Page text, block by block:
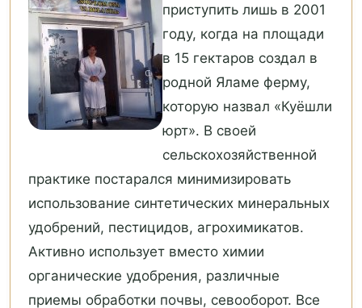
приступить лишь в 2001
году, когда на площади
в 15 гектаров создал в
родной Яламе ферму,
которую назвал «Куёшли
юрт». В своей
сельскохозяйственной
практике постарался минимизировать
использование синтетических минеральных
удобрений, пестицидов, агрохимикатов.
Активно использует вместо химии
органические удобрения, различные
приемы обработки почвы, севооборот. Все